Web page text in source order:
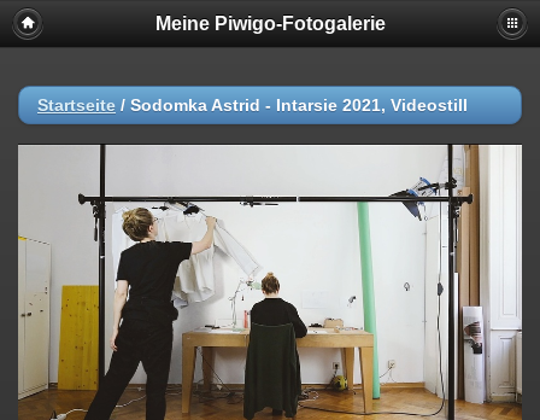
Meine Piwigo-Fotogalerie
Startseite / Sodomka Astrid - Intarsie 2021, Videostill